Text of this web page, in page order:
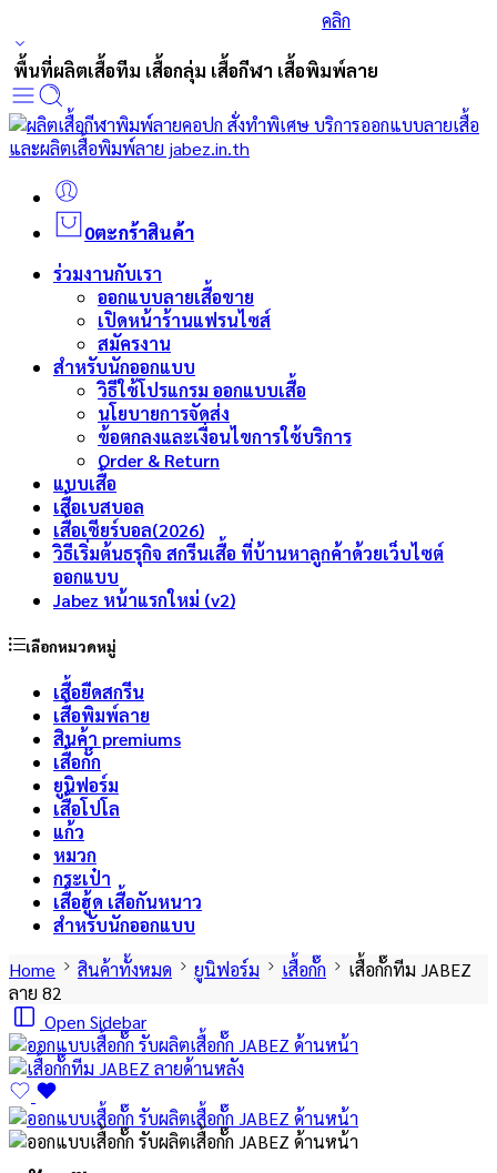
คลิก
พื้นที่ผลิตเสื้อทีม เสื้อกลุ่ม เสื้อกีฬา เสื้อพิมพ์ลาย
0ตะกร้าสินค้า
ร่วมงานกับเรา
ออกแบบลายเสื้อขาย
เปิดหน้าร้านแฟรนไซส์
สมัครงาน
สำหรับนักออกแบบ
วิธีใช้โปรแกรม ออกแบบเสื้อ
นโยบายการจัดส่ง
ข้อตกลงและเงื่อนไขการใช้บริการ
Order & Return
แบบเสื้อ
เสื้อเบสบอล
เสื้อเชียร์บอล(2026)
วิธีเริ่มต้นธรุกิจ สกรีนเสื้อ ที่บ้านหาลูกค้าด้วยเว็บไซต์
ออกแบบ
Jabez หน้าแรกใหม่ (v2)
เลือกหมวดหมู่
เสื้อยืดสกรีน
เสื้อพิมพ์ลาย
สินค้า premiums
เสื้อกั๊ก
ยูนิฟอร์ม
เสื้อโปโล
แก้ว
หมวก
กระเป๋า
เสื้อฮู้ด เสื้อกันหนาว
สำหรับนักออกแบบ
Home
สินค้าทั้งหมด ยูนิฟอร์ม เสื้อกั๊ก
เสื้อกั๊กทีม JABEZ
ลาย 82
Open Sidebar